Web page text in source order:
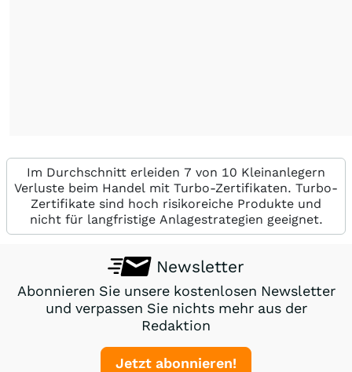
Im Durchschnitt erleiden 7 von 10 Kleinanlegern
Verluste beim Handel mit Turbo-Zertifikaten. Turbo-
Zertifikate sind hoch risikoreiche Produkte und
nicht für langfristige Anlagestrategien geeignet.
Newsletter
Abonnieren Sie unsere kostenlosen Newsletter
und verpassen Sie nichts mehr aus der
Redaktion
Jetzt abonnieren!